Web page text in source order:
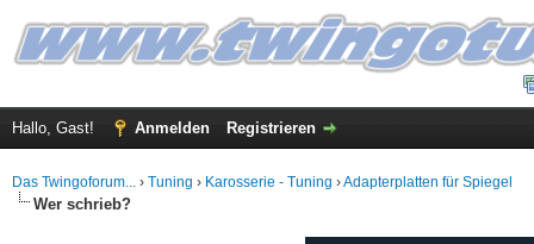
Hallo, Gast! Anmelden Registrieren
Das Twingoforum... › Tuning › Karosserie - Tuning ›Adapterplatten für Spiegel
Wer schrieb?